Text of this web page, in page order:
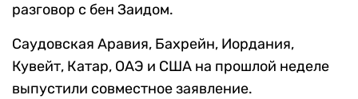
разговор с бен Заидом.
Саудовская Аравия, Бахрейн, Иордания,
Кувейт, Катар, ОАЭ и США на прошлой неделе
выпустили совместное заявление.